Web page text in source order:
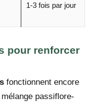
1-3 fois par jour
pour renforcer
fonctionnent encore
passiflore-